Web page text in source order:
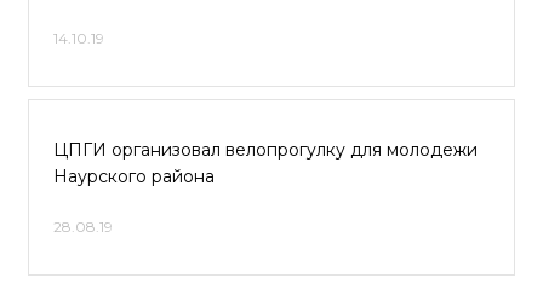
14.10.19
ЦПГИ организовал велопрогулку для молодежи
Наурского района
28.08.19